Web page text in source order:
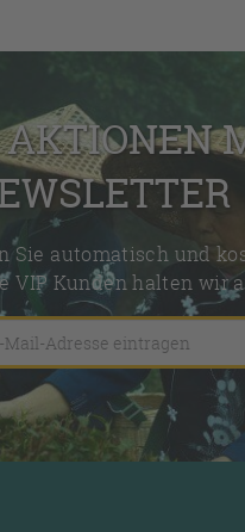
Sie automatisch und
VIP Kunden halten wir